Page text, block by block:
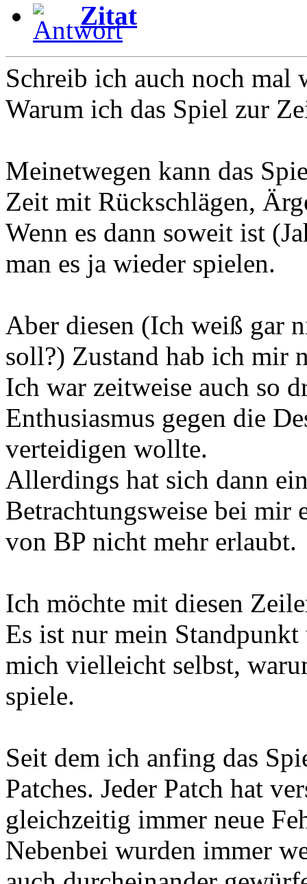
Zitat
Schreib ich auch noch mal
Warum ich das Spiel zur
Meinetwegen kann das
Zeit mit Rückschlägen,
Wenn es dann soweit ist
man es ja wieder spielen.
Aber diesen (Ich weiß gar
soll?) Zustand hab ich mir
Ich war zeitweise auch so
Enthusiasmus gegen die
verteidigen wollte.
Allerdings hat sich dann
Betrachtungsweise bei mir
von BP nicht mehr erlaubt.
Ich möchte mit diesen
Es ist nur mein
mich vielleicht selbst,
spiele.
Seit dem ich anfing das
Patches. Jeder Patch hat
gleichzeitig immer neue
Nebenbei wurden immer